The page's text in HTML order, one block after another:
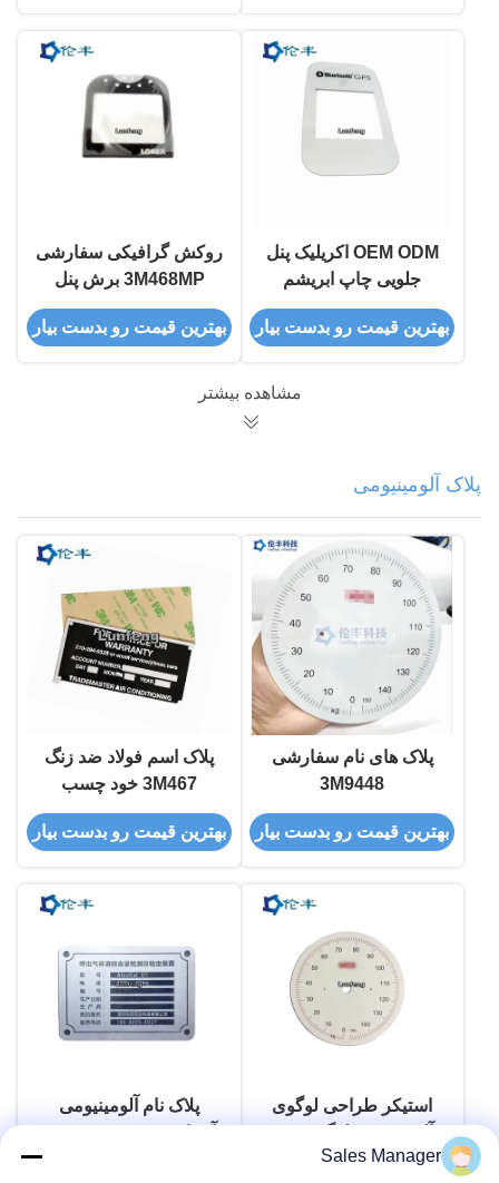
OEM ODM اکریلیک پنل
جلویی چاپ ابریشم
3M468 پانتون رویه پنل
کنترل
بهترین قیمت رو بدست بیار
روکش گرافیکی سفارشی
3M468MP برش پنل
جلوی اکریلیک ضد خش
بهترین قیمت رو بدست بیار
مشاهده بیشتر
پلاک آلومینیومی
پلاک های نام سفارشی
3M9448
بهترین قیمت رو بدست بیار
پلاک اسم فولاد ضد زنگ
3M467 خود چسب
بهترین قیمت رو بدست بیار
استیکر طراحی لوگوی
فلزی
پلاک نام آلومینیومی
Sales Manager